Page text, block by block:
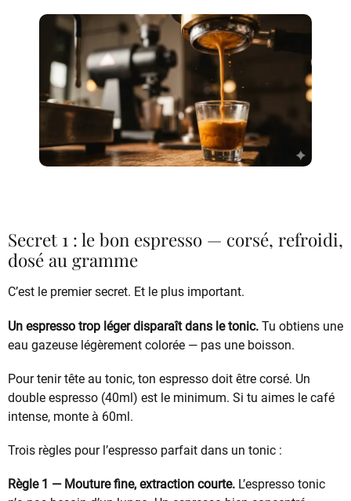
Secret 1 : le bon espresso — corsé, refroidi,
dosé au gramme
C’est le premier secret. Et le plus important.
Un espresso trop léger disparaît dans le tonic. Tu obtiens une
eau gazeuse légèrement colorée — pas une boisson.
Pour tenir tête au tonic, ton espresso doit être corsé. Un
double espresso (40ml) est le minimum. Si tu aimes le café
intense, monte à 60ml.
Trois règles pour l’espresso parfait dans un tonic :
Règle 1 — Mouture fine, extraction courte. L’espresso tonic